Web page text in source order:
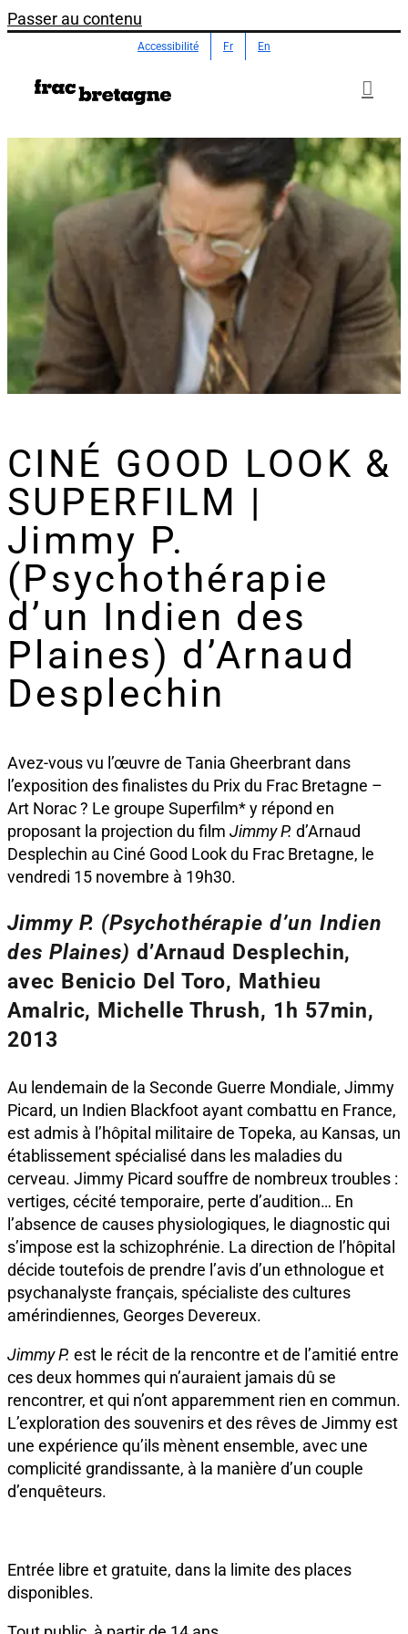
Passer au contenu
Accessibilité Fr En
CINÉ GOOD LOOK &
SUPERFILM |
Jimmy P.
(Psychothérapie
d’un Indien des
Plaines) d’Arnaud
Desplechin
Avez-vous vu l’œuvre de Tania Gheerbrant dans
l’exposition des finalistes du Prix du Frac Bretagne –
Art Norac ? Le groupe Superfilm* y répond en
proposant la projection du film Jimmy P. d’Arnaud
Desplechin au Ciné Good Look du Frac Bretagne, le
vendredi 15 novembre à 19h30.
Jimmy P. (Psychothérapie d’un Indien
des Plaines) d’Arnaud Desplechin,
avec Benicio Del Toro, Mathieu
Amalric, Michelle Thrush, 1h 57min,
2013
Au lendemain de la Seconde Guerre Mondiale, Jimmy
Picard, un Indien Blackfoot ayant combattu en France,
est admis à l’hôpital militaire de Topeka, au Kansas, un
établissement spécialisé dans les maladies du
cerveau. Jimmy Picard souffre de nombreux troubles :
vertiges, cécité temporaire, perte d’audition… En
l’absence de causes physiologiques, le diagnostic qui
s’impose est la schizophrénie. La direction de l’hôpital
décide toutefois de prendre l’avis d’un ethnologue et
psychanalyste français, spécialiste des cultures
amérindiennes, Georges Devereux.
Jimmy P. est le récit de la rencontre et de l’amitié entre
ces deux hommes qui n’auraient jamais dû se
rencontrer, et qui n’ont apparemment rien en commun.
L’exploration des souvenirs et des rêves de Jimmy est
une expérience qu’ils mènent ensemble, avec une
complicité grandissante, à la manière d’un couple
d’enquêteurs.
Entrée libre et gratuite, dans la limite des places
disponibles.